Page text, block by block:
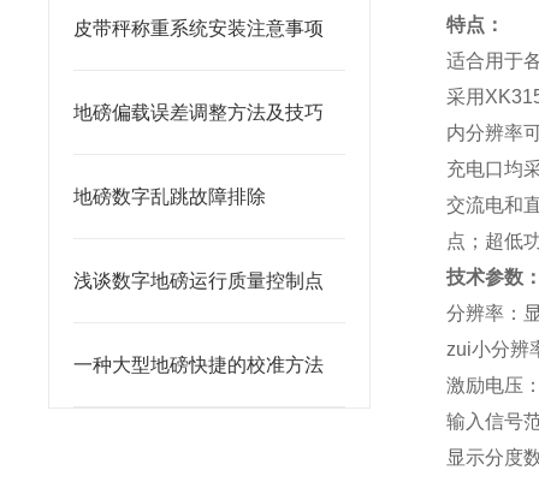
皮带秤称重系统安装注意事项
地磅偏载误差调整方法及技巧
地磅数字乱跳故障排除
浅谈数字地磅运行质量控制点
一种大型地磅快捷的校准方法
特点：
适合用于
采用
内分辨率
充电口均
交流电和
点；超低
技术参数
分辨率：
zui小分辨
激励电压
输入信号
显示分度